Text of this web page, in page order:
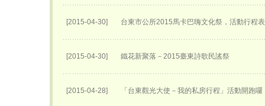
[2015-04-30] 台東市公所2015馬卡巴嗨文化祭，活動行程
[2015-04-30] 鐵花新聚落－2015臺東詩歌民謠祭
[2015-04-28] 「台東觀光大使－我的私房行程」活動開跑囉